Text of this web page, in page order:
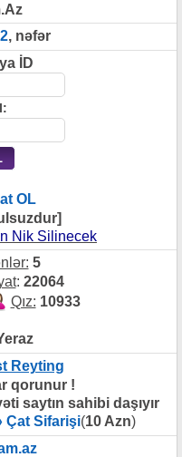
, nəfər
İD
OL
Nik Silinecek
5
: 22064
Qız: 10933
Reyting
qorunur !
saytın sahibi daşıyır
Çat Sifarişi(10 Azn)